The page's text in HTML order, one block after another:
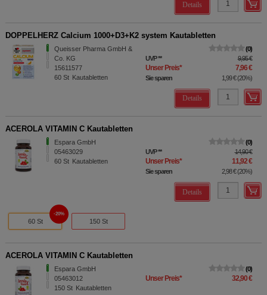
Details
DOPPELHERZ Calcium 1000+D3+K2 system Kautabletten
Queisser Pharma GmbH &
Co. KG
15611577
60 St Kautabletten
0
UVP** 9,95 €
Unser Preis* 7,96 €
Sie sparen 1,99 €(20%)
Details
ACEROLA VITAMIN C Kautabletten
Espara GmbH
05463029
60 St Kautabletten
0
UVP** 14,90 €
Unser Preis* 11,92 €
Sie sparen 2,98 €(20%)
Details
60 St
20%
150 St
ACEROLA VITAMIN C Kautabletten
Espara GmbH
05463012
150 St Kautabletten
0
Unser Preis* 32,90 €